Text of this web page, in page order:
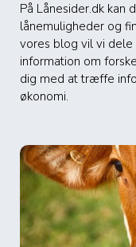
På Lånesider.dk kan
lånemuligheder og
vores blog vil vi dele
information om
dig med at træffe
økonomi.